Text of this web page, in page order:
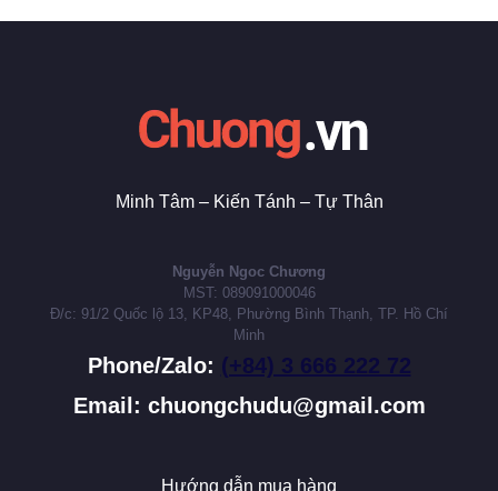
Minh Tâm – Kiến Tánh – Tự Thân
Nguyễn Ngoc Chương
MST: 089091000046
Đ/c: 91/2 Quốc lộ 13, KP48, Phường Bình Thạnh, TP. Hồ Chí
Minh
Phone/Zalo:
Email: chuongchudu@gmail.com
Hướng dẫn mua hàng